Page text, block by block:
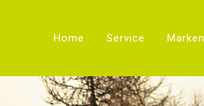
Home Service Marken